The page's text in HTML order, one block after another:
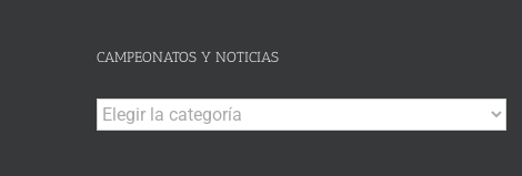
CAMPEONATOS Y NOTICIAS
Campeonatos
y